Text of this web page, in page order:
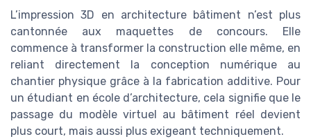
L’impression 3D en architecture bâtiment n’est plus
cantonnée aux maquettes de concours. Elle
commence à transformer la construction elle même, en
reliant directement la conception numérique au
chantier physique grâce à la fabrication additive. Pour
un étudiant en école d’architecture, cela signifie que le
passage du modèle virtuel au bâtiment réel devient
plus court, mais aussi plus exigeant techniquement.